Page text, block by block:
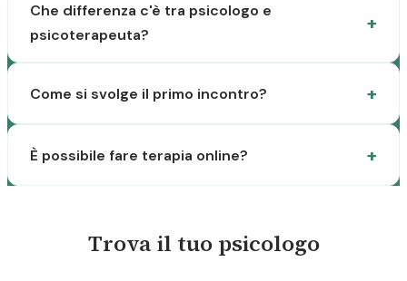
Che differenza c'è tra psicologo e
psicoterapeuta?
Come si svolge il primo incontro?
È possibile fare terapia online?
Trova il tuo psicologo